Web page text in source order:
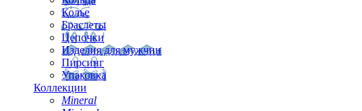
Колье
Браслеты
Цепочки
Изделия для мужчин
Пирсинг
Упаковка
Коллекции
Mineral